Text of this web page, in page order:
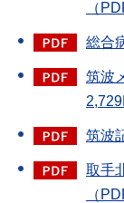
（
総合
筑波
筑波
取手
（